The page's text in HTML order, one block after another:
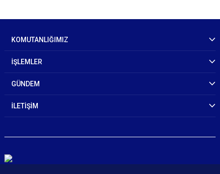
KOMUTANLIĞIMIZ
İŞLEMLER
GÜNDEM
İLETİŞİM